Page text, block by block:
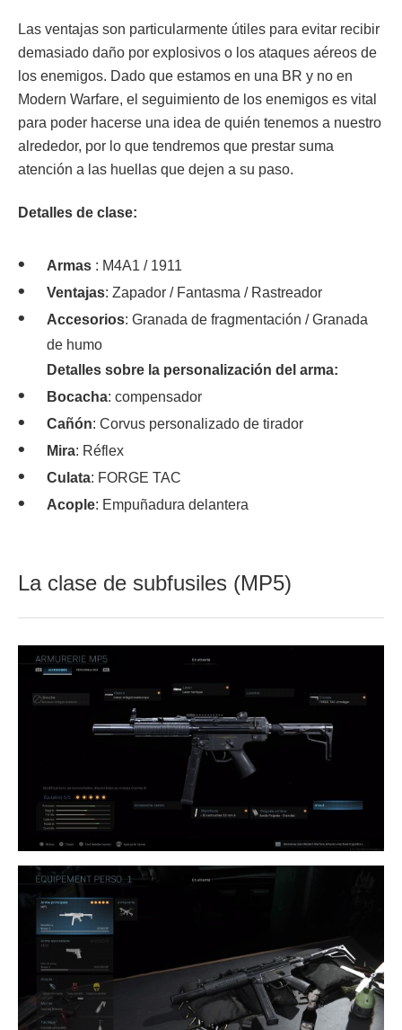
Las ventajas son particularmente útiles para evitar recibir
demasiado daño por explosivos o los ataques aéreos de
los enemigos. Dado que estamos en una BR y no en
Modern Warfare, el seguimiento de los enemigos es vital
para poder hacerse una idea de quién tenemos a nuestro
alrededor, por lo que tendremos que prestar suma
atención a las huellas que dejen a su paso.
Detalles de clase:
Armas : M4A1 / 1911
Ventajas: Zapador / Fantasma / Rastreador
Accesorios: Granada de fragmentación / Granada
de humo
Detalles sobre la personalización del arma:
Bocacha: compensador
Cañón: Corvus personalizado de tirador
Mira: Réflex
Culata: FORGE TAC
Acople: Empuñadura delantera
La clase de subfusiles (MP5)